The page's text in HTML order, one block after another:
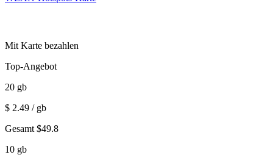
Mit Karte bezahlen
Top-Angebot
20 gb
$ 2.49 / gb
Gesamt $49.8
10 gb